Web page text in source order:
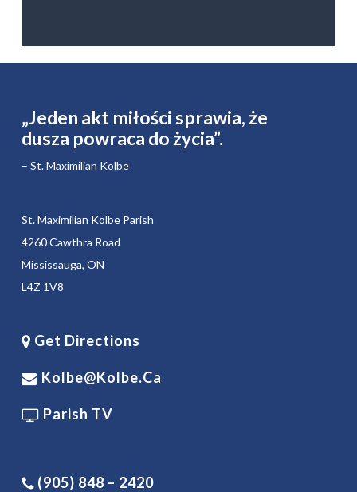
„Jeden akt miłości sprawia, że ​​
dusza powraca do życia”.
– St. Maximilian Kolbe
St. Maximilian Kolbe Parish
4260 Cawthra Road
Mississauga, ON
L4Z 1V8
Get Directions
Kolbe@kolbe.ca
Parish TV
(905) 848 – 2420